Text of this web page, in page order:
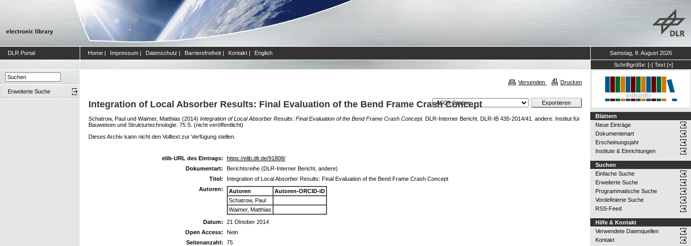
DLR Portal Home | Impressum | Datenschutz | Barrierefreiheit | Kontakt | English
Samstag, 8. August 2026
Schriftgröße: [-] Text [+]
Erweiterte Suche
Versenden Drucken
Integration of Local Absorber Results: Final Evaluation of the Bend Frame Crash Concept
Schatrow, Paul und Waimer, Matthias (2014) Integration of Local Absorber Results: Final Evaluation of the Bend Frame Crash Concept. DLR-Interner Bericht. DLR-IB 435-2014/41. andere. Institut für
Bauweisen und Strukturtechnologie. 75 S. (nicht veröffentlicht)
Dieses Archiv kann nicht den Volltext zur Verfügung stellen.
elib-URL des Eintrags:
https://elib.dlr.de/91808/
Dokumentart:
Berichtsreihe (DLR-Interner Bericht, andere)
Titel:
Integration of Local Absorber Results: Final Evaluation of the Bend Frame Crash Concept
Autoren:
Autoren
Autoren-ORCID-iD
Schatrow, Paul
Waimer, Matthias
Datum:
21 Oktober 2014
Open Access:
Nein
Seitenanzahl:
75
Blättern
Neue Einträge
Dokumentenart
Erscheinungsjahr
Institute & Einrichtungen
Suchen
Einfache Suche
Erweiterte Suche
Programmatische Suche
Vordefinierte Suche
RSS-Feed
Hilfe & Kontakt
Verwendete Datenquellen
Kontakt